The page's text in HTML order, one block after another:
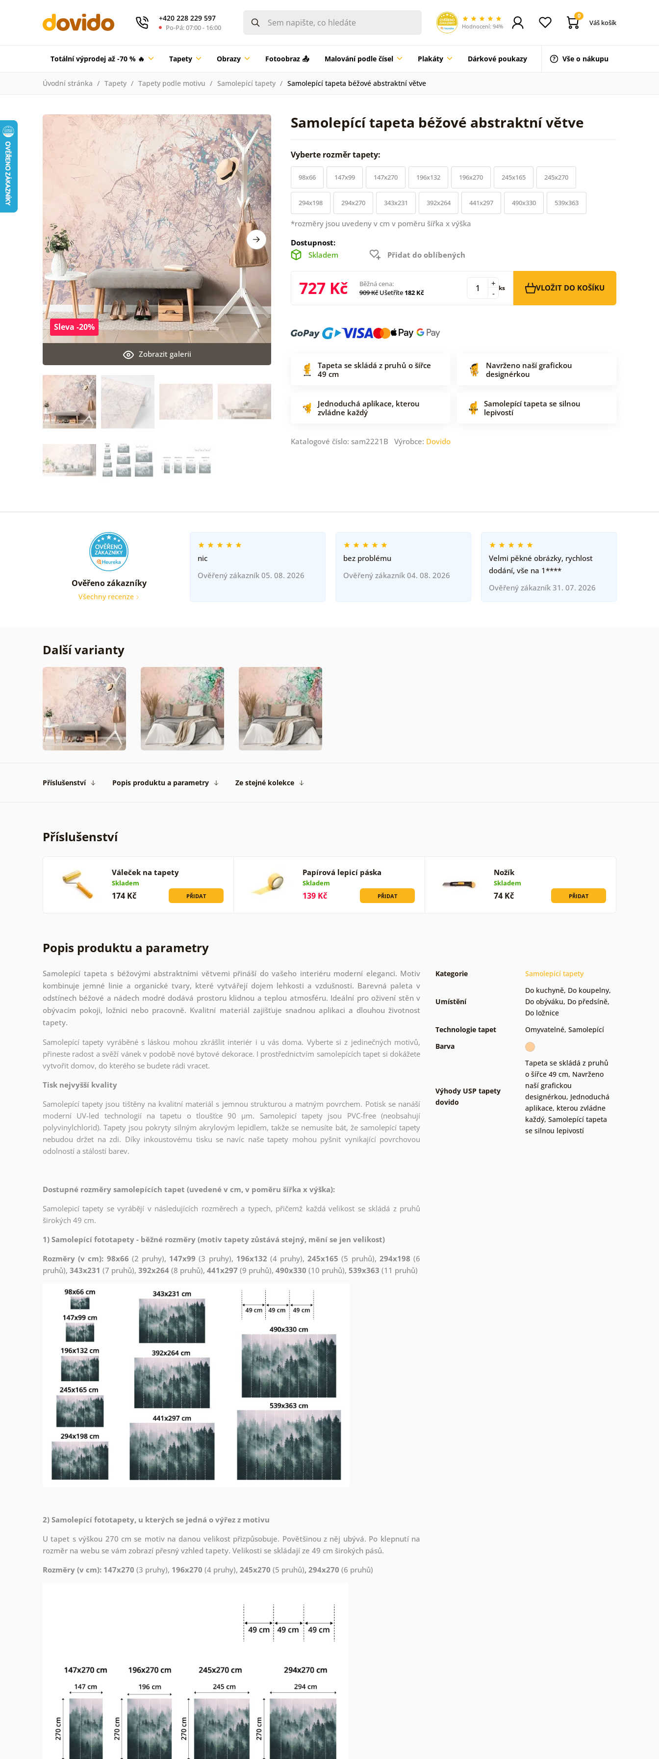
+420 228 229 597
Po-Pá: 07:00 - 16:00 Hodnocení: 94%
0
Váš košík
Totální výprodej až -70 % 🔥 Tapety Obrazy Fotoobraz 📤 Malování podle čísel Plakáty Dárkové poukazy Vše o nákupu
Úvodní stránka Tapety Tapety podle motivu Samolepící tapety Samolepící tapeta béžové abstraktní větve
Samolepící tapeta béžové abstraktní větve
Zobrazit galerii
Sleva -20%
Vyberte rozměr tapety:
98x66 147x99 147x270 196x132 196x270 245x165 245x270
294x198 294x270 343x231 392x264 441x297 490x330 539x363
*rozměry jsou uvedeny v cm v poměru šířka x výška
Dostupnost:
Skladem
Přidat do oblíbených
727 Kč
Běžná cena:
909 Kč Ušetříte 182 Kč -
+ ks VLOŽIT DO KOŠÍKU
Tapeta se skládá z pruhů o šířce
49 cm
Navrženo naší grafickou
designérkou
Jednoduchá aplikace, kterou
zvládne každý
Samolepící tapeta se silnou
lepivostí
Katalogové číslo: sam2221B Výrobce: Dovido
Ověřeno zákazníky
Všechny recenze
nic
Ověřený zákazník 05. 08. 2026
bez problému
Ověřený zákazník 04. 08. 2026
Velmi pěkné obrázky, rychlost
dodání, vše na 1****
Ověřený zákazník 31. 07. 2026
Další varianty
Příslušenství Popis produktu a parametry Ze stejné kolekce
Příslušenství
Váleček na tapety
Skladem
174 Kč PŘIDAT
Papírová lepicí páska
Skladem
139 Kč PŘIDAT
Nožík
Skladem
74 Kč PŘIDAT
Popis produktu a parametry
Samolepící tapeta s béžovými abstraktními větvemi přináší do vašeho interiéru moderní eleganci. Motiv
kombinuje jemné linie a organické tvary, které vytvářejí dojem lehkosti a vzdušnosti. Barevná paleta v
odstínech béžové a nádech modré dodává prostoru klidnou a teplou atmosféru. Ideální pro oživení stěn v
obývacím pokoji, ložnici nebo pracovně. Kvalitní materiál zajišťuje snadnou aplikaci a dlouhou životnost
tapety.
Samolepící tapety vyráběné s láskou mohou zkrášlit interiér i u vás doma. Vyberte si z jedinečných motivů,
přineste radost a svěží vánek v podobě nové bytové dekorace. I prostřednictvím samolepících tapet si dokážete
vytvořit domov, do kterého se budete rádi vracet.
Tisk nejvyšší kvality
Samolepící tapety jsou tištěny na kvalitní materiál s jemnou strukturou a matným povrchem. Potisk se nanáší
moderní UV-led technologií na tapetu o tloušťce 90 µm. Samolepicí tapety jsou PVC-free (neobsahují
polyvinylchlorid). Tapety jsou pokryty silným akrylovým lepidlem, takže se nemusíte bát, že samolepící tapety
nebudou držet na zdi. Díky inkoustovému tisku se navíc naše tapety mohou pyšnit vynikající povrchovou
odolností a stálostí barev.
Dostupné rozměry samolepících tapet (uvedené v cm, v poměru šířka x výška):
Samolepicí tapety se vyrábějí v následujících rozměrech a typech, přičemž každá velikost se skládá z pruhů
širokých 49 cm.
1) Samolepící fototapety - běžné rozměry (motiv tapety zůstává stejný, mění se jen velikost)
Rozměry (v cm): 98x66 (2 pruhy), 147x99 (3 pruhy), 196x132 (4 pruhy),245x165 (5 pruhů), 294x198 (6
pruhů), 343x231 (7 pruhů), 392x264 (8 pruhů), 441x297 (9 pruhů), 490x330 (10 pruhů), 539x363 (11 pruhů)
2) Samolepící fototapety, u kterých se jedná o výřez z motivu
U tapet s výškou 270 cm se motiv na danou velikost přizpůsobuje. Povětšinou z něj ubývá. Po klepnutí na
rozměr na webu se vám zobrazí přesný vzhled tapety. Velikosti se skládají ze 49 cm širokých pásů.
Rozměry (v cm): 147x270 (3 pruhy), 196x270 (4 pruhy), 245x270 (5 pruhů), 294x270 (6 pruhů)
Kategorie Samolepící tapety
Umístění
Do kuchyně, Do koupelny,
Do obýváku, Do předsíně,
Do ložnice
Technologie tapet
Omyvatelné, Samolepící
Barva
Výhody USP tapety
dovido
Tapeta se skládá z pruhů
o šířce 49 cm, Navrženo
naší grafickou
designérkou, Jednoduchá
aplikace, kterou zvládne
každý, Samolepící tapeta
se silnou lepivostí